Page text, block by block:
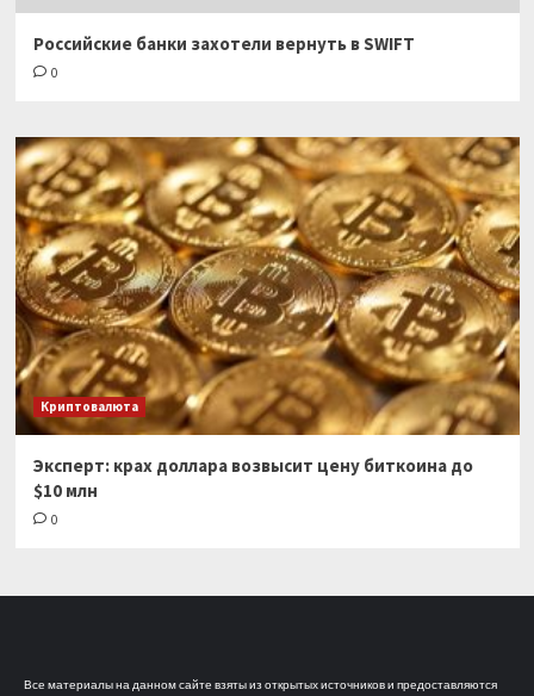
Российские банки захотели вернуть в SWIFT
0
Криптовалюта
Эксперт: крах доллара возвысит цену биткоина до
$10 млн
0
Все материалы на данном сайте взяты из открытых источников и предоставляются